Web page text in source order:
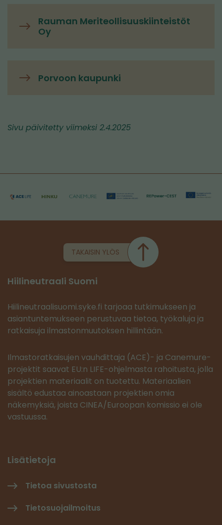
Rauman Meriteollisuuskiinteistöt
Oy
Porvoon kaupunki
Sivu päivitetty viimeksi 2.4.2025
TAKAISIN YLÖS
Hiilineutraali Suomi
Hiilineutraalisuomi.syke.fi tarjoaa tutkimukseen ja
asiantuntemukseen perustuvaa tietoa, työkaluja ja
ratkaisuja ilmastonmuutoksen hillintään.
Ilmastoratkaisujen vauhdittaja (ACE)- ja Canemure-
projektit saavat EU:n LIFE-ohjelmasta rahoitusta, jolla
projektien materiaalit on tuotettu. Materiaalien
sisältö edustaa ainoastaan projektien omia
näkemyksiä, joista CINEA/Euroopan komissio ei ole
vastuussa.
Lisätietoja
Tietoa sivustosta
Tietosuojailmoitus